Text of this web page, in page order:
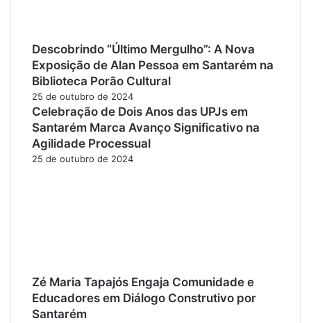
Descobrindo “Último Mergulho”: A Nova
Exposição de Alan Pessoa em Santarém na
Biblioteca Porão Cultural
25 de outubro de 2024
Celebração de Dois Anos das UPJs em
Santarém Marca Avanço Significativo na
Agilidade Processual
25 de outubro de 2024
Zé Maria Tapajós Engaja Comunidade e
Educadores em Diálogo Construtivo por
Santarém